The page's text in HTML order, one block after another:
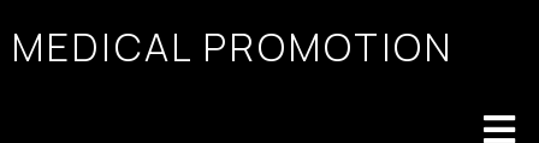
MEDICAL PROMOTION